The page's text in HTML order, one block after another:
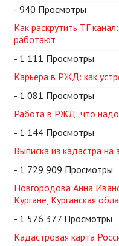
- 940 Просмотры
Как раскрутить ТГ
работают
- 1 111 Просмотры
Карьера в РЖД: как
- 1 081 Просмотры
Работа в РЖД: что надо
- 1 144 Просмотры
Выписка из кадастра на
- 1 729 909 Просмотры
Новгородова Анна
Кургане, Курганская
- 1 576 377 Просмотры
Кадастровая карта